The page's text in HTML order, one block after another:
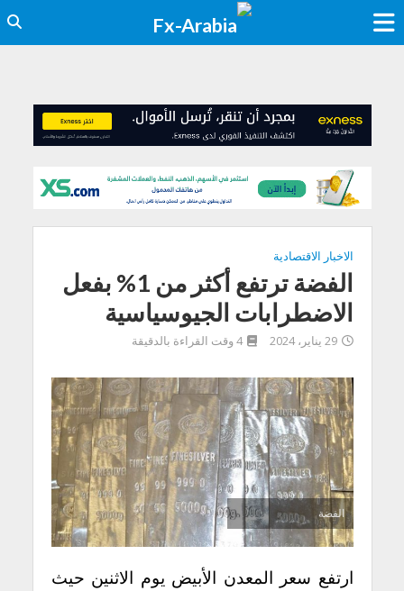
الاخبار الاقتصادية
الفضة ترتفع أكثر من 1% بفعل
الاضطرابات الجيوسياسية
29 يناير، 2024 4 وقت القراءة بالدقيقة
الفضة
ارتفع سعر المعدن الأبيض يوم الاثنين حيث